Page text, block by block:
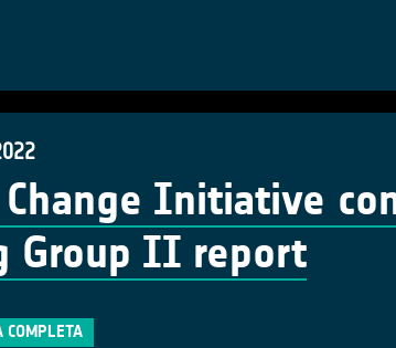
Initiative
Group II report